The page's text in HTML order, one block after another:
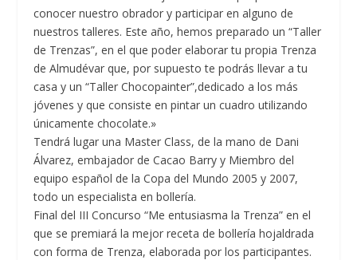
conocer nuestro obrador y participar en alguno de
nuestros talleres. Este año, hemos preparado un “Taller
de Trenzas”, en el que poder elaborar tu propia Trenza
de Almudévar que, por supuesto te podrás llevar a tu
casa y un “Taller Chocopainter”,dedicado a los más
jóvenes y que consiste en pintar un cuadro utilizando
únicamente chocolate.»
Tendrá lugar una Master Class, de la mano de Dani
Álvarez, embajador de Cacao Barry y Miembro del
equipo español de la Copa del Mundo 2005 y 2007,
todo un especialista en bollería.
Final del III Concurso “Me entusiasma la Trenza” en el
que se premiará la mejor receta de bollería hojaldrada
con forma de Trenza, elaborada por los participantes.